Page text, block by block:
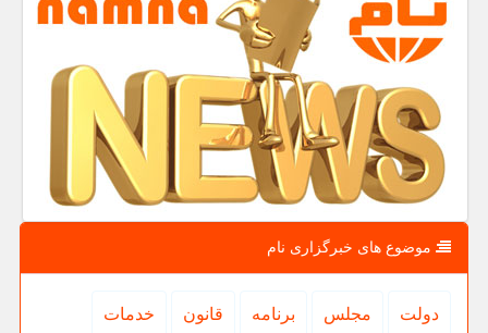
موضوع های خبرگزاری نام
دولت مجلس برنامه قانون خدمات